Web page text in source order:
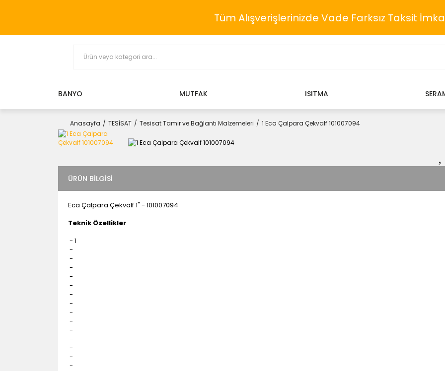
Tüm Alışverişlerinizde Vade Farksız Taksit
BANYO MUTFAK ISITMA
Anasayfa TESİSAT Tesisat Tamir ve Bağlantı Malzemeleri 1 Eca Çalpara Çekvalf 101007094
ÜRÜN BILGISI
Eca Çalpara Çekvalf 1" - 101007094
Teknik Özellikler
- 1
-
-
-
-
-
-
-
-
-
-
-
-
-
-